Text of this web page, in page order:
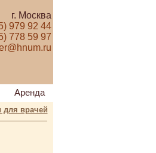
г. Москва
979 92 44
778 59 97
Аренда
для врачей